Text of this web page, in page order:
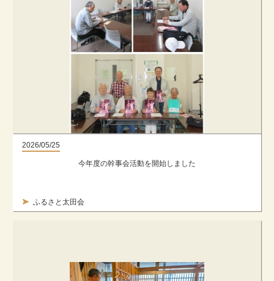
2026/05/25
ふるさと太田会
今年度の幹事会活動を開始しました